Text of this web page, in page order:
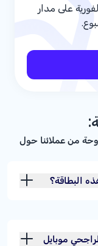
على مدار
من عملائنا حول
البطاقة؟
موبايل